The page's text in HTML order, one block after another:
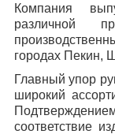
Компания
различной
городах Пекин,
Главный упор
широкий
соответствие